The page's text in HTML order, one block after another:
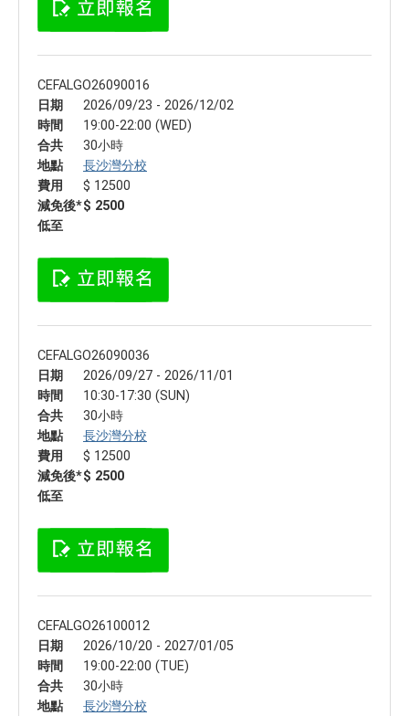
CEFALGO26090016
日期
2026/09/23 - 2026/12/02
時間
19:00-22:00 (WED)
合共
30小時
地點
長沙灣分校
費用
$ 12500
減免後*
低至
$ 2500
CEFALGO26090036
日期
2026/09/27 - 2026/11/01
時間
10:30-17:30 (SUN)
合共
30小時
地點
長沙灣分校
費用
$ 12500
減免後*
低至
$ 2500
CEFALGO26100012
日期
2026/10/20 - 2027/01/05
時間
19:00-22:00 (TUE)
合共
30小時
地點
長沙灣分校